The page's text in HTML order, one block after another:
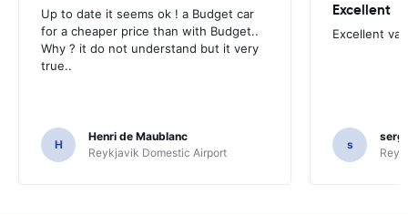
Up to date it seems ok ! a Budget car
for a cheaper price than with Budget..
Why ? it do not understand but it very
true..
H
Henri de Maublanc
Reykjavik Domestic Airport
Excellent
Excellent
s